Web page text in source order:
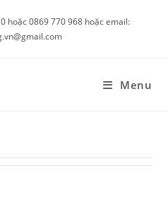
hoặc 0869 770 968 hoặc email:
Menu